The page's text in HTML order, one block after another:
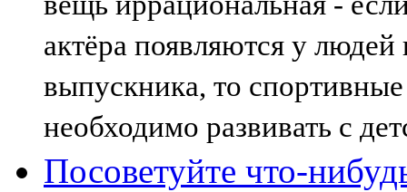
вещь иррациональная -
актёра появляются у
выпускника, то
необходимо развивать с
Посоветуйте что-